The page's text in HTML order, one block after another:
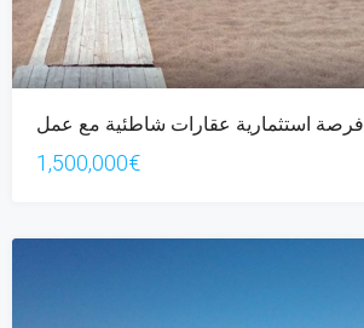
فرصة استثمارية عقارات شاطئية مع عمل
1,500,000€